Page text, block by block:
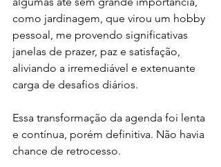
como jardinagem, que virou um hobby
pessoal, me provendo significativas
janelas de prazer, paz e satisfação,
aliviando a irremediável e extenuante
carga de desafios diários.
Essa transformação da agenda foi lenta
e contínua, porém definitiva. Não havia
chance de retrocesso.